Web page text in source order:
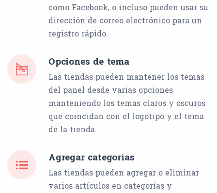
como Facebook, o incluso pueden usar su
dirección de correo electrónico para un
registro rápido.
Opciones de tema
Las tiendas pueden mantener los temas
del panel desde varias opciones
manteniendo los temas claros y oscuros
que coincidan con el logotipo y el tema
de la tienda.
Agregar categorías
Las tiendas pueden agregar o eliminar
varios artículos en categorías y